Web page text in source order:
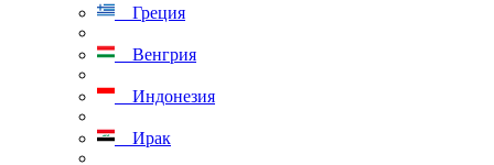
Греция
Венгрия
Индонезия
Ирак